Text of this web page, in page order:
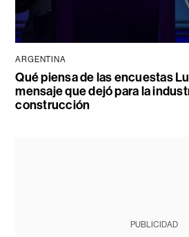
ARGENTINA
Qué piensa de las encuestas
mensaje que dejó para la
construcción
PUBLICIDAD